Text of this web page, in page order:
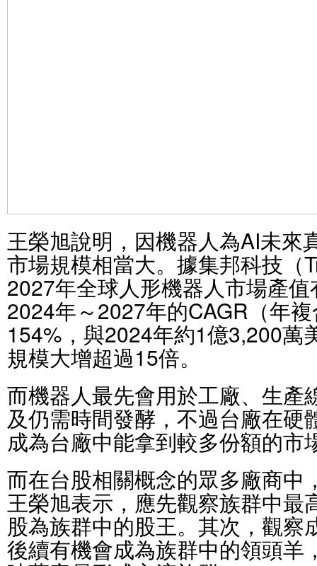
王榮旭說明，因機器人為AI未來
市場規模相當大。據集邦科技（
2027年全球人形機器人市場產
2024年～2027年的CAGR（年
154%，與2024年約1億3,200萬
規模大增超過15倍。
而機器人最先會用於工廠、生產
及仍需時間發酵，不過台廠在硬
成為台廠中能拿到較多份額的市
而在台股相關概念的眾多廠商中
王榮旭表示，應先觀察族群中最
股為族群中的股王。其次，觀察
後續有機會成為族群中的領頭羊